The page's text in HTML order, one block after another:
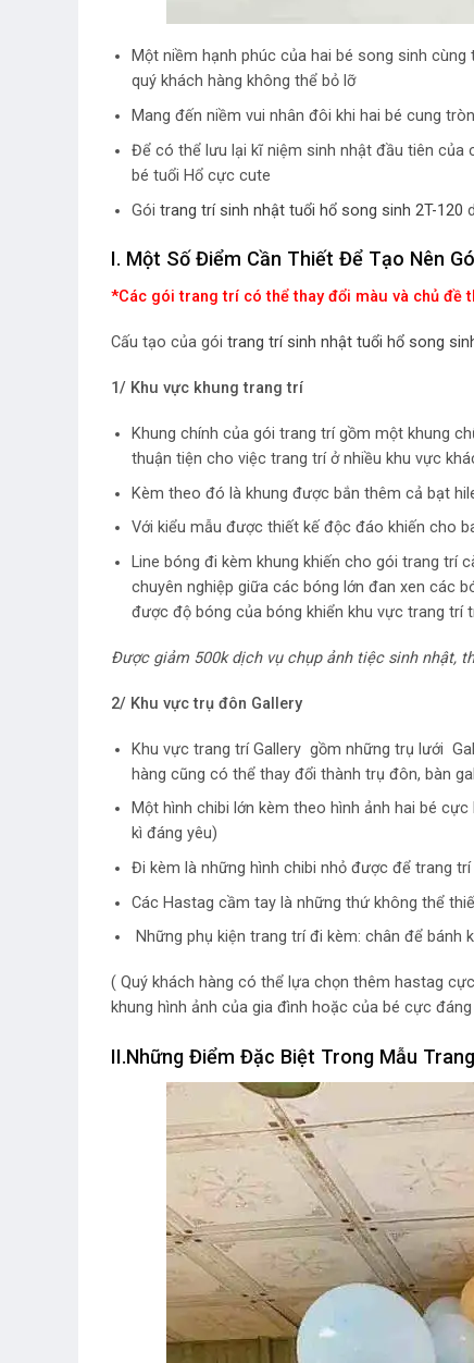
Một niềm hạnh phúc của hai bé song sinh
quý khách hàng không thể bỏ lỡ
Mang đến niềm vui nhân đôi khi hai bé cung
Để có thể lưu lại kĩ niệm sinh nhật đầu tiên của
bé tuổi Hổ cực cute
Gói trang trí sinh nhật tuổi hổ song sinh 2T-120
I. Một Số Điểm Cần Thiết Để Tạo Nên
*Các gói trang trí có thể thay đổi màu và chủ đề
Cấu tạo của gói trang trí sinh nhật tuổi hổ song
1/ Khu vực khung trang trí
Khung chính của gói trang trí gồm một khung
thuận tiện cho việc trang trí ở nhiều khu vực
Kèm theo đó là khung được bắn thêm cả bạt
Với kiểu mẫu được thiết kế độc đáo khiến cho
Line bóng đi kèm khung khiến cho gói trang trí
chuyên nghiệp giữa các bóng lớn đan xen các
được độ bóng của bóng khiển khu vực trang trí
Được giảm 500k dịch vụ chụp ảnh tiệc sinh nhật,
2/ Khu vực trụ đôn Gallery
Khu vực trang trí Gallery gồm những trụ lưới
hàng cũng có thể thay đổi thành trụ đôn, bàn
Một hình chibi lớn kèm theo hình ảnh hai bé
kì đáng yêu)
Đi kèm là những hình chibi nhỏ được để trang
Các Hastag cầm tay là những thứ không thể
Những phụ kiện trang trí đi kèm: chân để bánh
( Quý khách hàng có thể lựa chọn thêm hastag
khung hình ảnh của gia đình hoặc của bé cực
II.Những Điểm Đặc Biệt Trong Mẫu